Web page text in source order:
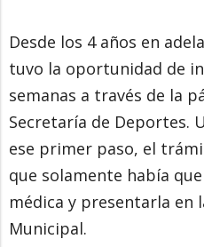
Desde los 4 años en
tuvo la oportunidad de
semanas a través de la
Secretaría de Deportes.
ese primer paso, el
que solamente había
médica y presentarla en
Municipal.